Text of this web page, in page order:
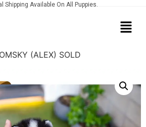
Shipping Available On All Puppies.
(ALEX) SOLD